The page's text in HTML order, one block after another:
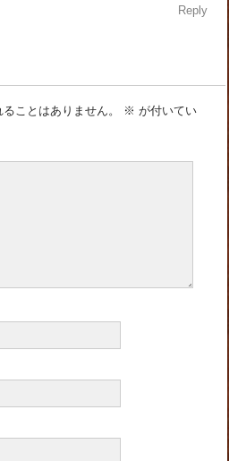
Reply
ことはありません。 ※ が付いてい